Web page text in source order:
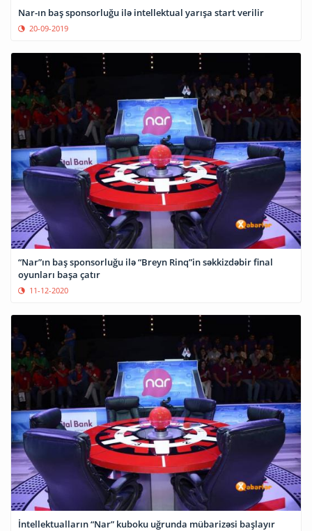
Nar-ın baş sponsorluğu ilə intellektual yarışa start verilir
20-09-2019
“Nar”ın baş sponsorluğu ilə “Breyn Rinq”in səkkizdəbir final
oyunları başa çatır
11-12-2020
İntellektualların “Nar” kuboku uğrunda mübarizəsi başlayır